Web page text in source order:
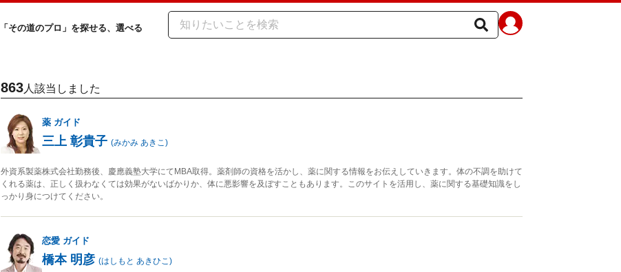
「その道のプロ」を探せる、選べる
863人該当しました
薬 ガイド
三上 彰貴子 (みかみ あきこ )
外資系製薬株式会社勤務後、慶應義塾大学にてMBA取得。薬剤師の資格を活かし、薬に関する情報をお伝えしていきます。体の不調を助けて
くれる薬は、正しく扱わなくては効果がないばかりか、体に悪影響を及ぼすこともあります。このサイトを活用し、薬に関する基礎知識をし
っかり身につけてください。
恋愛 ガイド
橋本 明彦 (はしもと あきひこ )